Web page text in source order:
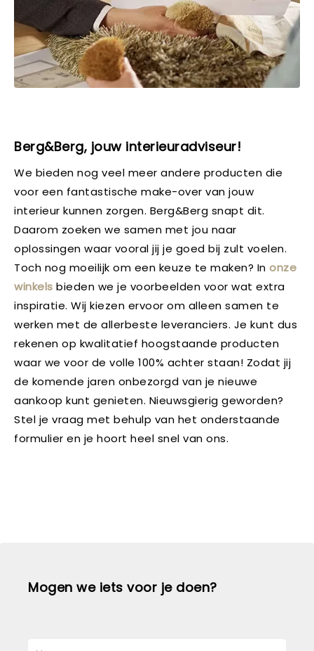
Berg&Berg, jouw interieuradviseur!
We bieden nog veel meer andere producten die
voor een fantastische make-over van jouw
interieur kunnen zorgen. Berg&Berg snapt dit.
Daarom zoeken we samen met jou naar
oplossingen waar vooral jij je goed bij zult voelen.
Toch nog moeilijk om een keuze te maken? In onze
winkels bieden we je voorbeelden voor wat extra
inspiratie. Wij kiezen ervoor om alleen samen te
werken met de allerbeste leveranciers. Je kunt dus
rekenen op kwalitatief hoogstaande producten
waar we voor de volle 100% achter staan! Zodat jij
de komende jaren onbezorgd van je nieuwe
aankoop kunt genieten. Nieuwsgierig geworden?
Stel je vraag met behulp van het onderstaande
formulier en je hoort heel snel van ons.
Mogen we iets voor je doen?